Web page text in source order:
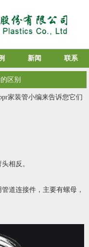
新闻 联系
区别
家装管小编来告诉您它们
相反。
道连接件，主要有螺母，